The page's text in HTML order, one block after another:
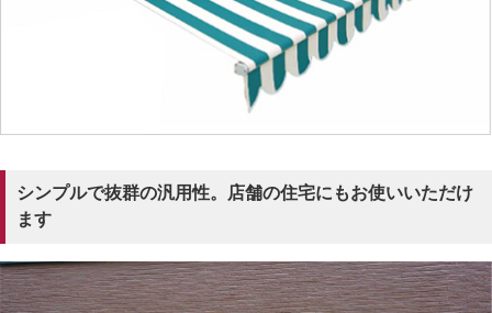
シンプルで抜群の汎用性。店舗の住宅にもお使いいただけ
ます